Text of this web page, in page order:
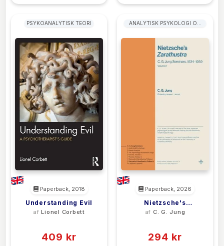
PSYKOANALYTISK TEORI
Paperback, 2018
Understanding Evil
afLionel Corbett
409 kr
ANALYTISK PSYKOLOGI OG
Paperback, 2026
Nietzsche's
Zarathustra
af C. G. Jung
294 kr